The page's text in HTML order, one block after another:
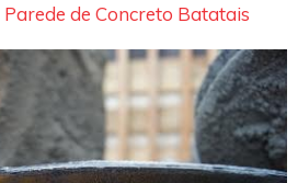
de Concreto Batatais